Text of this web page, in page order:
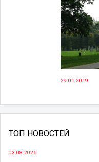
29.01.2019
ТОП НОВОСТЕЙ
03.08.2026